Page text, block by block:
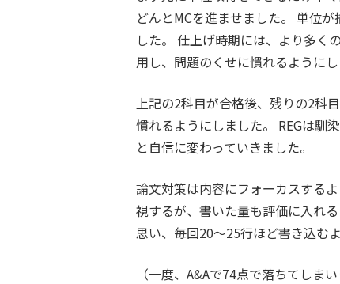
どんとMCを進ませました。 単位
した。 仕上げ時期には、より多く
用し、問題のくせに慣れるようにし
上記の2科目が合格後、残りの2科
慣れるようにしました。 REGは馴
と自信に変わっていきました。
論文対策は内容にフォーカスする
視するが、書いた量も評価に入れ
思い、毎回20～25行ほど書き込む
（一度、A&Aで74点で落ちてし